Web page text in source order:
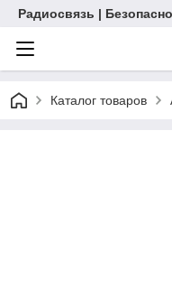
Радиосвязь |
Каталог товаров